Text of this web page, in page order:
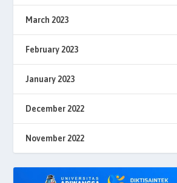
March 2023
February 2023
January 2023
December 2022
November 2022